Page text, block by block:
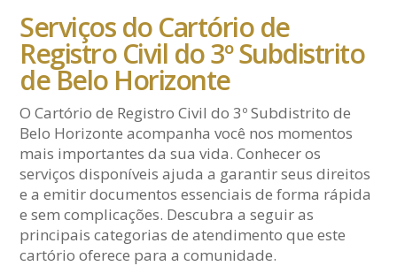
Serviços do Cartório de
Registro Civil do 3º Subdistrito
de Belo Horizonte
O Cartório de Registro Civil do 3º Subdistrito de
Belo Horizonte acompanha você nos momentos
mais importantes da sua vida. Conhecer os
serviços disponíveis ajuda a garantir seus direitos
e a emitir documentos essenciais de forma rápida
e sem complicações. Descubra a seguir as
principais categorias de atendimento que este
cartório oferece para a comunidade.